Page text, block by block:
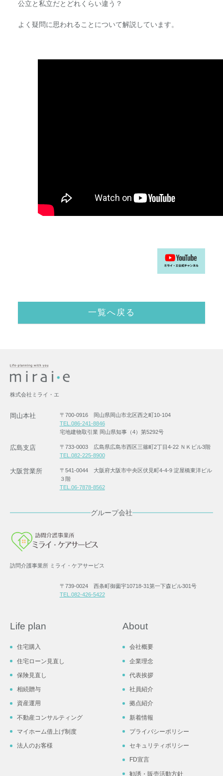
公立と私立だとどれくらい違う？
よく疑問に思われることについて解説しています。
一覧へ戻る
株式会社ミライ・エ
岡山本社
〒700-0916 岡山県岡山市北区西之町10-104
TEL.086-241-8846
宅地建物取引業 岡山県知事（4）第5292号
広島支店
〒733-0003 広島県広島市西区三篠町2丁目4-22 ＮＫビル3階
TEL.082-225-8900
大阪営業所
〒541-0044 大阪府大阪市中央区伏見町4-4-9 淀屋橋東洋ビル
３階
TEL.06-7878-8562
グループ会社
訪問介護事業所 ミライ・ケアサービス
〒739-0024 西条町御薗宇10718-31第一下森ビル301号
TEL.082-426-5422
Life plan
住宅購入
住宅ローン見直し
保険見直し
相続贈与
資産運用
不動産コンサルティング
マイホーム借上げ制度
法人のお客様
About
会社概要
企業理念
代表挨拶
社員紹介
拠点紹介
新着情報
プライバシーポリシー
セキュリティポリシー
FD宣言
勧誘・販売活動方針